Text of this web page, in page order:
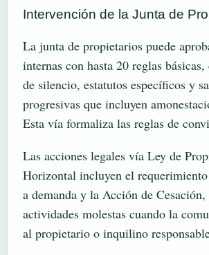
Intervención de la Junta de
La junta de propietarios puede
internas con hasta 20 reglas
de silencio, estatutos específicos y
progresivas que incluyen
Esta vía formaliza las reglas de
Las acciones legales vía Ley de
Horizontal incluyen el
a demanda y la Acción de Cesación,
actividades molestas cuando la
al propietario o inquilino